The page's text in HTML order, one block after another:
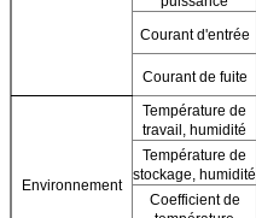
Courant d'entrée
Courant de fuite
Environnement
Température de
travail, humidité
Température de
stockage, humidité
Coefficient de